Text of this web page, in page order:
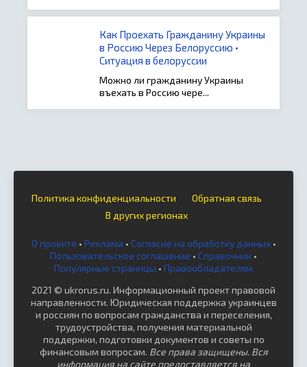
Как Проехать Гражданину Украины
в Россию Через Белоруссию •
Ситуация в белоруссии
Можно ли гражданину Украины
въехать в Россию чере...
Политика конфиденциальности
Обратная связь
В других регионах
О проекте • Реклама • Согласие на обработку данных•
Пользовательское соглашение • Справочник •
Популярные страницы • Правообладателям
2021 © ukrorus.ru. Информационный проект правовой
направленности. Юридическая поддержка украинцев
и россиян по вопросам гражданства и переселения,
трудоустройства, получения материальной
поддержки, подготовки документов и советы по
финансовым вопросам. Все права защищены. Вся
информация на сайте предоставляется на